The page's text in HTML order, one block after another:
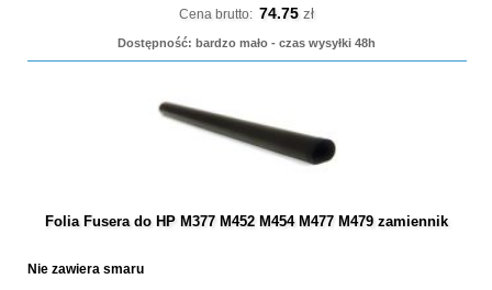
Cena brutto: 74.75 zł
Dostępność: bardzo mało - czas wysyłki 48h
Folia Fusera do HP M377 M452 M454 M477 M479 zamiennik
Nie zawiera smaru